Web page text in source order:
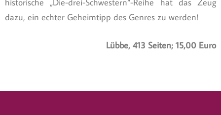
historische „Die-drei-Schwestern“-Reihe hat das Zeug
dazu, ein echter Geheimtipp des Genres zu werden!
Lübbe, 413 Seiten; 15,00 Euro